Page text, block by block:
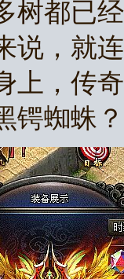
树都已
说，就
上，传
锷蜘蛛？